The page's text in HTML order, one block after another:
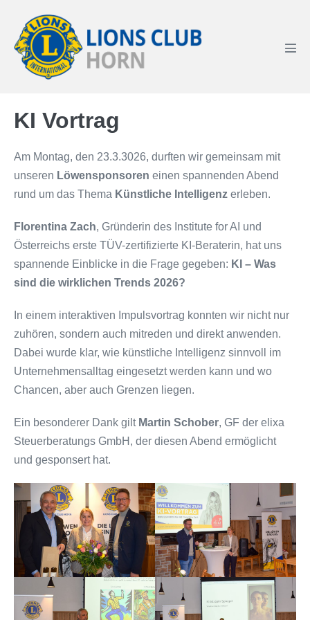
Inhalt
springen
KI Vortrag
Am Montag, den 23.3.3026, durften wir gemeinsam mit
unseren Löwensponsoren einen spannenden Abend
rund um das Thema Künstliche Intelligenz erleben.
Florentina Zach, Gründerin des Institute for AI und
Österreichs erste TÜV-zertifizierte KI-Beraterin, hat uns
spannende Einblicke in die Frage gegeben: KI – Was
sind die wirklichen Trends 2026?
In einem interaktiven Impulsvortrag konnten wir nicht nur
zuhören, sondern auch mitreden und direkt anwenden.
Dabei wurde klar, wie künstliche Intelligenz sinnvoll im
Unternehmensalltag eingesetzt werden kann und wo
Chancen, aber auch Grenzen liegen.
Ein besonderer Dank gilt Martin Schober, GF der elixa
Steuerberatungs GmbH, der diesen Abend ermöglicht
und gesponsert hat.